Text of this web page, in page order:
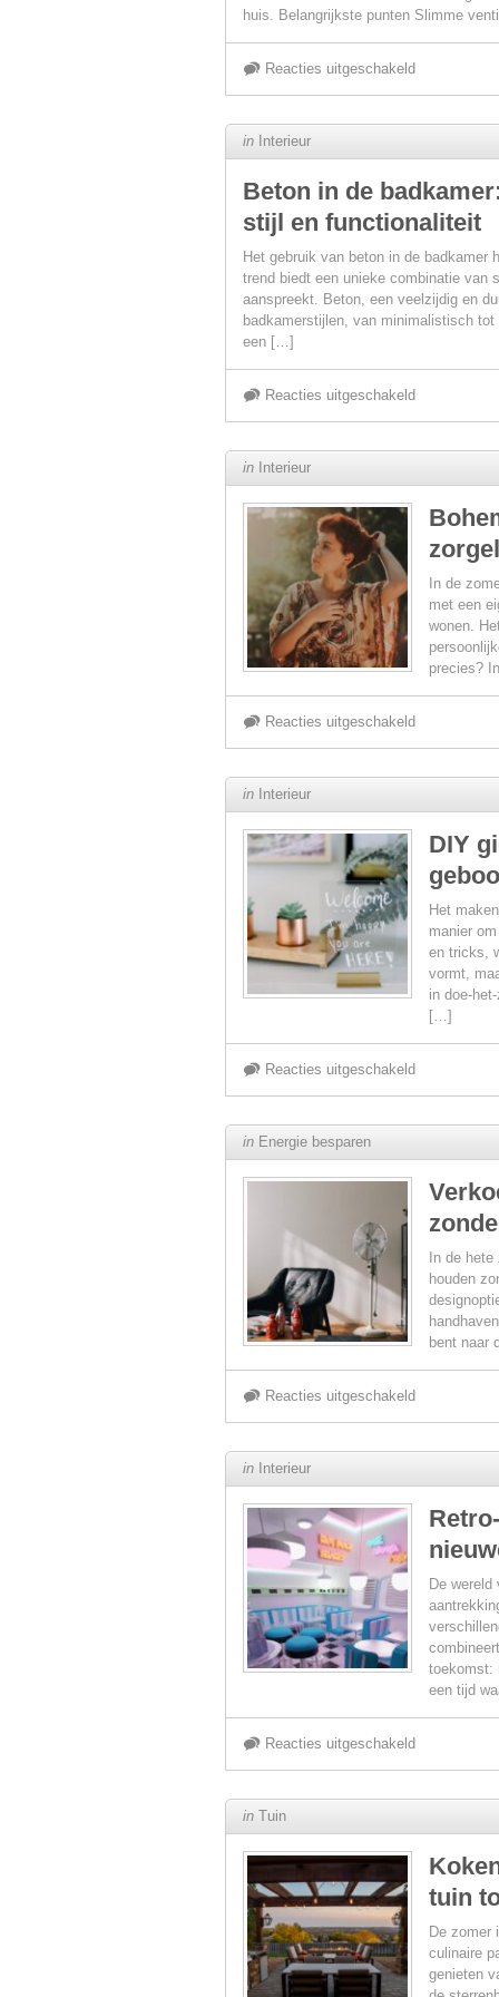
huis. Belangrijkste punten Slimme
Reacties uitgeschakeldvoor
in
slimme
ventilatoren
voor
efficiënte
in Interieur
Beton in de
stijl en functionaliteit
Het gebruik van beton in de badkamer
trend biedt een unieke combinatie van
aanspreekt. Beton, een veelzijdig en
badkamerstijlen, van minimalistisch
een […]
Reacties uitgeschakeldvoor
badkamer:
een
moderne
benadering
stijl
functionaliteit
in Interieur
In de
met een
wonen.
precies?
Reacties uitgeschakeldvoor
tips
voor
een
zorgeloos
interieur
in Interieur
DIY
Het
manier
en tricks,
vormt,
in doe-
[…]
Reacties uitgeschakeldvoor
voor
plexi
tips
tricks
in Energie besparen
In de
houden
bent naar
Reacties uitgeschakeldvoor
voor
thuis
airconditioning
in Interieur
De
toekomst:
een tijd
Reacties uitgeschakeldvoor
elementen:
een
in Tuin
tuin
De zomer
culinaire
genieten